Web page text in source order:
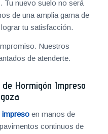
Tu nuevo suelo no será
de una amplia gama de
tu satisfacción.
Nuestros
de atenderte.
Hormigón Impreso
impreso en manos de
continuos de